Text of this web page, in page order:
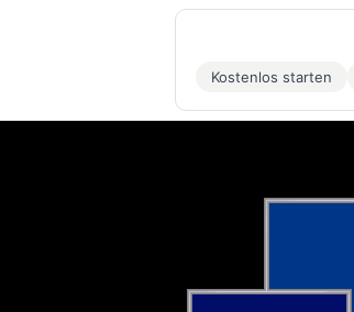
Kostenlos starten